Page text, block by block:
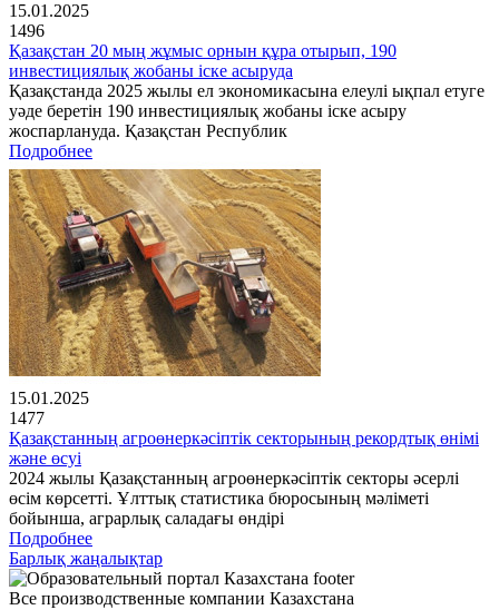
15.01.2025
1496
Қазақстан 20 мың жұмыс орнын құра отырып, 190
инвестициялық жобаны іске асыруда
Қазақстанда 2025 жылы ел экономикасына елеулі ықпал етуге
уәде беретін 190 инвестициялық жобаны іске асыру
жоспарлануда. Қазақстан Республик
Подробнее
15.01.2025
1477
Қазақстанның агроөнеркәсіптік секторының рекордтық өнімі
және өсуі
2024 жылы Қазақстанның агроөнеркәсіптік секторы әсерлі
өсім көрсетті. Ұлттық статистика бюросының мәліметі
бойынша, аграрлық саладағы өндірі
Подробнее
Барлық жаңалықтар
Все производственные компании Казахстана